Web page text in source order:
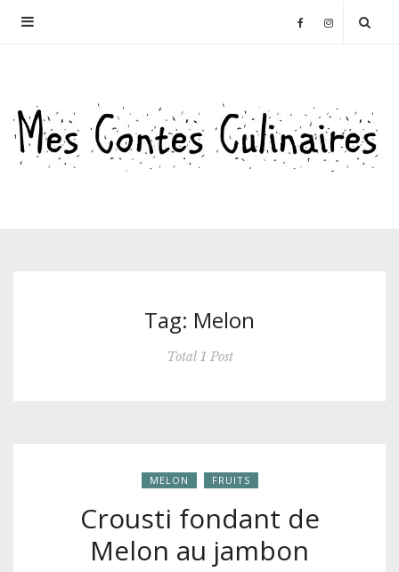
Tag: Melon
Total 1 Post
MELON FRUITS
Crousti fondant de
Melon au jambon